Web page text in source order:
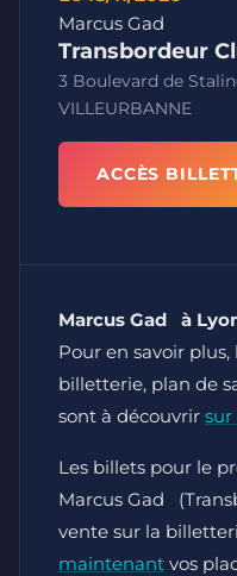
Marcus Gad
Transbordeur
3 Boulevard de
VILLEURBANNE
ACCÈS
Marcus Gad à
Pour en savoir
billetterie, plan de
sont à découvrir sur
Les billets pour le
Marcus Gad
vente sur la
maintenant vos